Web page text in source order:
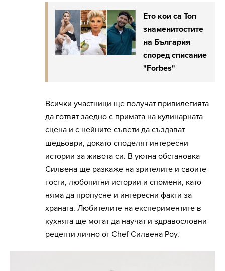
Ето кои са Топ
знаменитостите
на България
според списание
"Forbes"
Всички участници ще получат привилегията
да готвят заедно с примата на кулинарната
сцена и с нейните съвети да създават
шедьоври, докато споделят интересни
истории за живота си. В уютна обстановка
Силвена ще разкаже на зрителите и своите
гости, любопитни истории и спомени, като
няма да пропусне и интересни факти за
храната. Любителите на експериментите в
кухнята ще могат да научат и здравословни
рецепти лично от Chef Силвена Роу.